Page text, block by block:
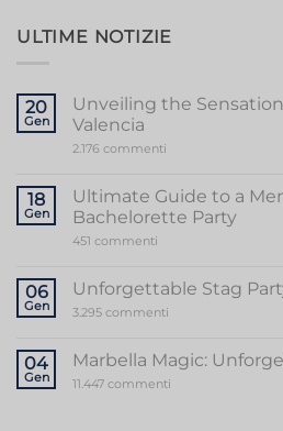
ULTIME NOTIZIE
20
Gen
Unveiling the
Valencia
2.176 commenti
Sensational
World
of
18
Gen
Ultimate Guide to a
Bachelorette Party
451 commenti
to
a
Memorable
Party
06
Gen
Unforgettable Stag
3.295 commenti
Party
in
Vibrant
04
Gen
Marbella Magic:
11.447 commenti